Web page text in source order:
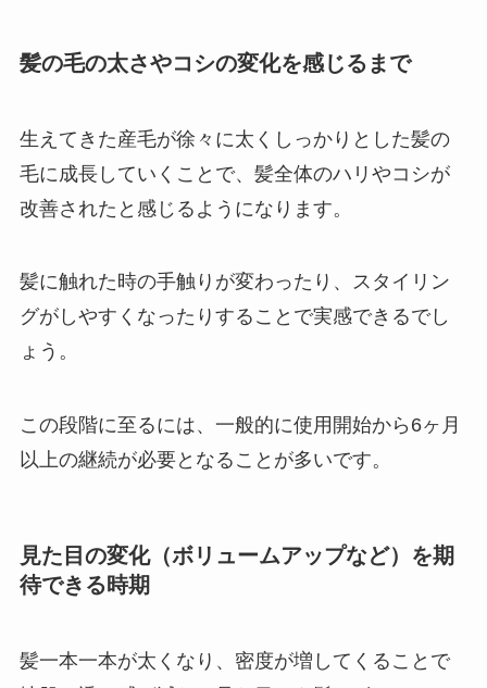
髪の毛の太さやコシの変化を感じるまで
生えてきた産毛が徐々に太くしっかりとした髪の
毛に成長していくことで、髪全体のハリやコシが
改善されたと感じるようになります。
髪に触れた時の手触りが変わったり、スタイリン
グがしやすくなったりすることで実感できるでし
ょう。
この段階に至るには、一般的に使用開始から6ヶ月
以上の継続が必要となることが多いです。
見た目の変化（ボリュームアップなど）を期
待できる時期
髪一本一本が太くなり、密度が増してくることで